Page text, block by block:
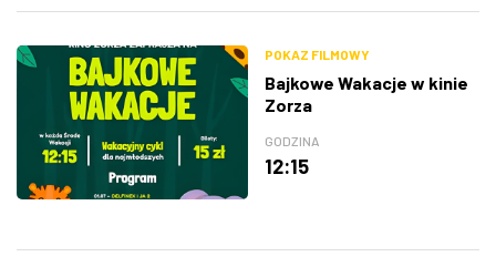
POKAZ FILMOWY
Bajkowe Wakacje w kinie
Zorza
GODZINA
12:15